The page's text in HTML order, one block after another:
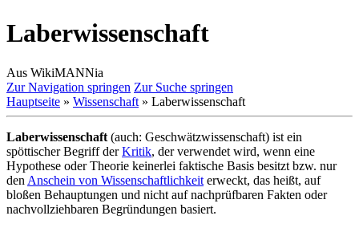
Laberwissenschaft
Aus WikiMANNia
Zur Navigation springen Zur Suche springen
Hauptseite » Wissenschaft » Laberwissenschaft
Laberwissenschaft (auch: Geschwätzwissenschaft) ist ein
spöttischer Begriff derKritik, der verwendet wird, wenn eine
Hypothese oder Theorie keinerlei faktische Basis besitzt bzw. nur
den Anschein von Wissen­schaftlich­keit erweckt, das heißt, auf
bloßen Behauptungen und nicht auf nach­prüf­baren Fakten oder
nach­voll­ziehbaren Begründungen basiert.